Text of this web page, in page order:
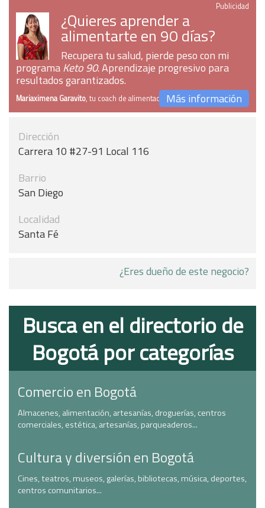
Publicidad
¿Quieres aprender a
alimentarte en 90 días?
Recupera tu salud, pierde peso con mi
programaKeto 90. Aprendizaje progresivo para
resultados garantizados.
Mariaximena Garavito, tu coach de alimentaciónMás información
Dirección
Carrera 10 #27-91 Local 116
Barrio
San Diego
Localidad
Santa Fé
¿Eres dueño de este negocio?
Busca en el directorio de
Bogotá por categorías
Comercio en Bogotá
Almacenes, alimentación, artesanías, droguerías, centros
comerciales, estética, artesanías, parqueaderos...
Cultura y diversión en Bogotá
Cines, teatros, museos, galerías, bibliotecas, música, deportes,
centros comunitarios...